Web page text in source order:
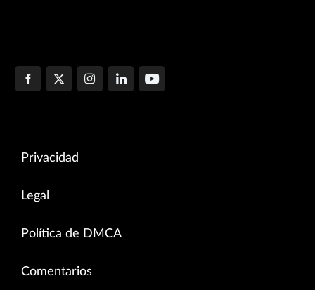
Privacidad
Legal
Política de DMCA
Comentarios